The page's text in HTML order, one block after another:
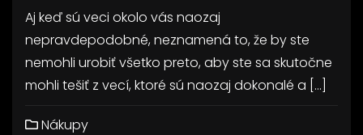
Aj keď sú veci okolo vás naozaj
nepravdepodobné, neznamená to, že by ste
nemohli urobiť všetko preto, aby ste sa skutočne
mohli tešiť z vecí, ktoré sú naozaj dokonalé a […]
Nákupy